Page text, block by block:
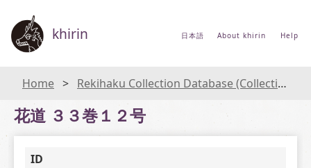
khirin 日本語 About khirin Help
Home Rekihaku Collection Database (Collections Database of the National Museum of Japanese History)
花道 ３３巻１２号
ID